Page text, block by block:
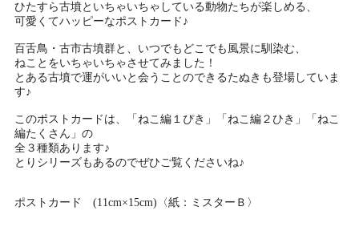
ひたすら古墳といちゃいちゃしている動物たちが楽しめる、
可愛くてハッピーなポストカード♪
百舌鳥・古市古墳群と、いつでもどこでも風景に馴染む、
ねことをいちゃいちゃさせてみました！
とある古墳で運がいいと会うことのできるたぬきも登場していま
す♪
このポストカードは、「ねこ編１ぴき」「ねこ編２ひき」「ねこ
編たくさん」の
全３種類あります♪
とりシリーズもあるのでぜひご覧くださいね♪
ポストカード (11cm×15cm)〈紙：ミスターＢ〉